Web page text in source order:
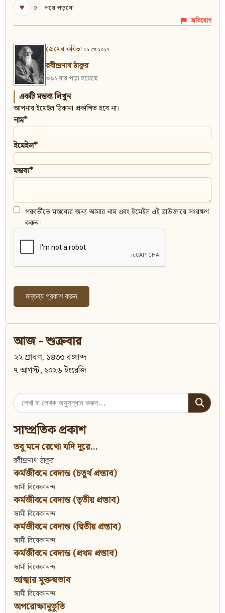
♥
০ পরে পড়বো
অভিযোগ
প্রেমের কবিতা ১২ মে ২০২৪
রবীন্দ্রনাথ ঠাকুর
৩৯২ বার পড়া হয়েছে
একটি মন্তব্য লিখুন
আপনার ইমেইল ঠিকানা প্রকাশিত হবে না।
নাম*
ইমেইল*
মন্তব্য*
পরবর্তীতে মন্তব্যের জন্য আমার নাম এবং ইমেইল এই ব্রাউজারে সংরক্ষণ
করুন।
আজ - শুক্রবার
২২ শ্রাবণ, ১৪৩৩ বঙ্গাব্দ
৭ আগস্ট, ২০২৬ ইংরেজি
Search
for:
সাম্প্রতিক প্রকাশ
তবু মনে রেখো যদি দূরে...
রবীন্দ্রনাথ ঠাকুর
কর্মজীবনে বেদান্ত (চতুর্থ প্রস্তাব)
স্বামী বিবেকানন্দ
কর্মজীবনে বেদান্ত (তৃতীয় প্রস্তাব)
স্বামী বিবেকানন্দ
কর্মজীবনে বেদান্ত (দ্বিতীয় প্রস্তাব)
স্বামী বিবেকানন্দ
কর্মজীবনে বেদান্ত (প্রথম প্রস্তাব)
স্বামী বিবেকানন্দ
আত্মার মুক্তস্বভাব
স্বামী বিবেকানন্দ
অপরোক্ষানুভূতি